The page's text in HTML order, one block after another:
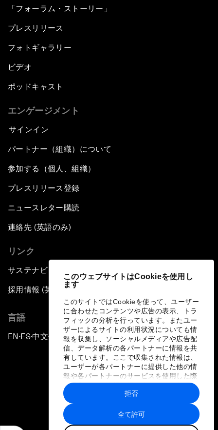
このウェブサイトはCookieを使用し
ます
このサイトではCookieを使って、ユーザー
に合わせたコンテンツや広告の表示、トラ
フィックの分析を行っています。またユー
ザーによるサイトの利用状況についても情
報を収集し、ソーシャルメディアや広告配
信、データ解析の各パートナーに情報を共
有しています。ここで収集された情報は、
ユーザーが各パートナーに提供した他の情
報や各パートナーのサービスを使用した際
に収集された情報と組み合わされ、各パー
トナーによって使用されることがありま
す。
全て許可
拒否
「フォーラム・ストーリー」
プレスリリース
フォトギャラリー
ビデオ
ポッドキャスト
エンゲージメント
サインイン
パートナー（組織）について
参加する（個人、組織）
プレスリリース登録
ニュースレター購読
連絡先 (英語のみ)
リンク
サステナビリティへの取り組み
採用情報 (英語のみ)
言語
EN ▪ES▪中文▪ 日本語
プライバシーポリシーと利用規約
サイトマップ